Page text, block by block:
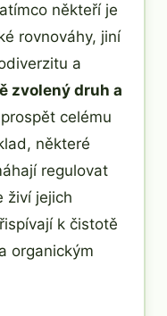
někteří je
rovnováhy, jiní
a
zvolený druh a
celému
některé
regulovat
živí jejich
k čistotě
organickým